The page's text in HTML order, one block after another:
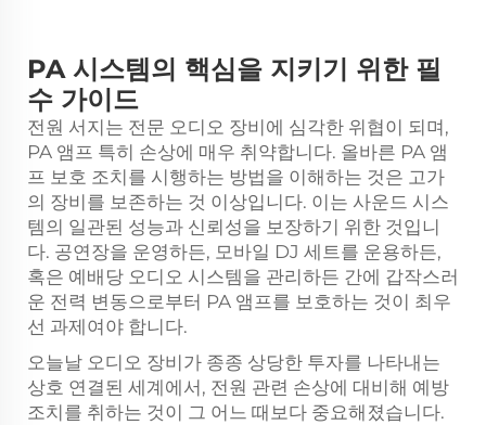
PA 시스템의 핵심을 지키기 위한 필
수 가이드
전원 서지는 전문 오디오 장비에 심각한 위협이 되며,
PA 앰프 특히 손상에 매우 취약합니다. 올바른 PA 앰
프 보호 조치를 시행하는 방법을 이해하는 것은 고가
의 장비를 보존하는 것 이상입니다. 이는 사운드 시스
템의 일관된 성능과 신뢰성을 보장하기 위한 것입니
다. 공연장을 운영하든, 모바일 DJ 세트를 운용하든,
혹은 예배당 오디오 시스템을 관리하든 간에 갑작스러
운 전력 변동으로부터 PA 앰프를 보호하는 것이 최우
선 과제여야 합니다.
오늘날 오디오 장비가 종종 상당한 투자를 나타내는
상호 연결된 세계에서, 전원 관련 손상에 대비해 예방
조치를 취하는 것이 그 어느 때보다 중요해졌습니다.